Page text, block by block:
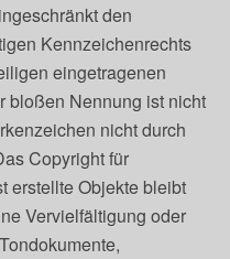
den
Kennzeichenrechts
eingetragenen
bloßen Nennung ist nicht
nicht durch
Copyright für
erstellte Objekte bleibt
Vervielfältigung oder